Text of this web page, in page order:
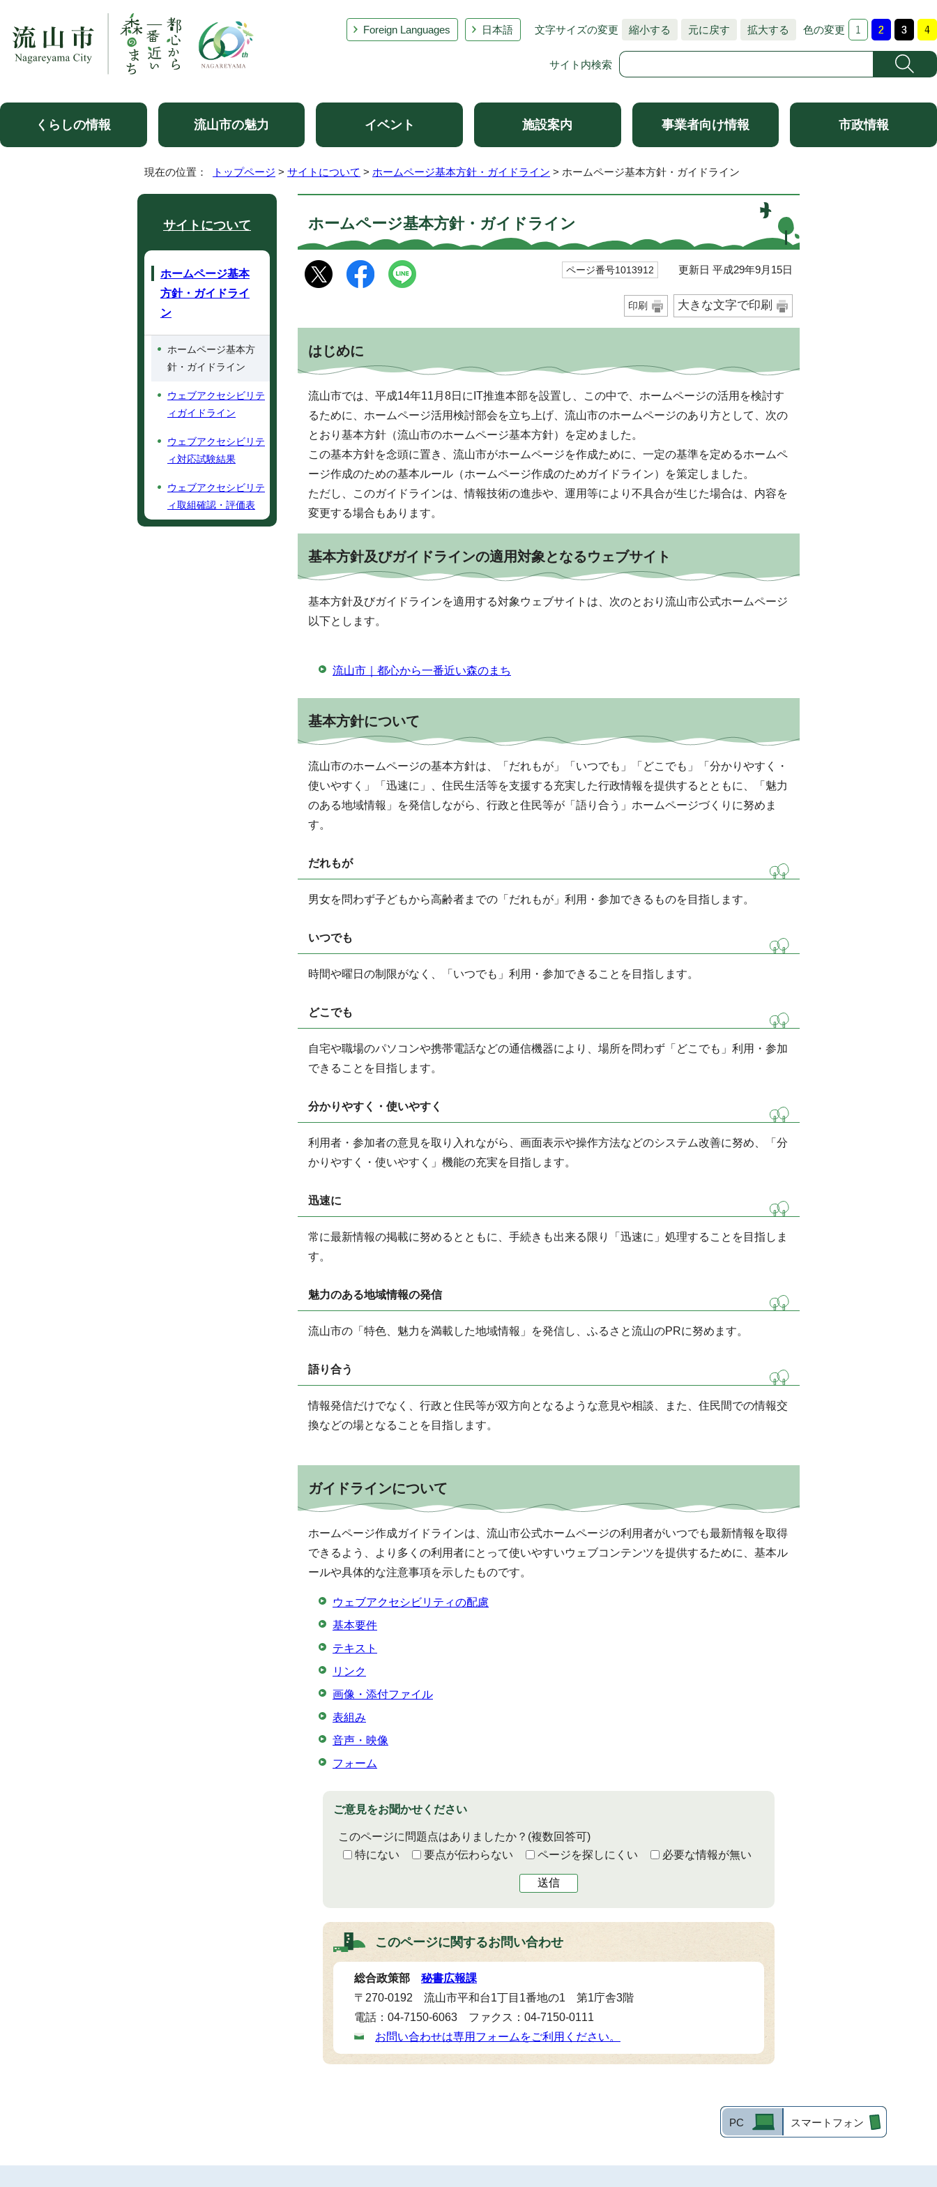
Foreign Languages 日本語 文字サイズの変更 縮小する 元に戻す 拡大する 色の変更
サイト内検索
くらしの情報 流山市の魅力 イベント 施設案内 事業者向け情報 市政情報
現在の位置： トップページ > サイトについて > ホームページ基本方針・ガイドライン > ホームページ基本方針・ガイドライン
ホームページ基本方針・ガイドライン
ページ番号1013912 更新日 平成29年9月15日
印刷 大きな文字で印刷
はじめに
流山市では、平成14年11月8日にIT推進本部を設置し、この中で、ホームページの活用を検討す
るために、ホームページ活用検討部会を立ち上げ、流山市のホームページのあり方として、次の
とおり基本方針（流山市のホームページ基本方針）を定めました。
この基本方針を念頭に置き、流山市がホームページを作成ために、一定の基準を定めるホームペ
ージ作成のための基本ルール（ホームページ作成のためガイドライン）を策定しました。
ただし、このガイドラインは、情報技術の進歩や、運用等により不具合が生じた場合は、内容を
変更する場合もあります。
基本方針及びガイドラインの適用対象となるウェブサイト
基本方針及びガイドラインを適用する対象ウェブサイトは、次のとおり流山市公式ホームページ
以下とします。
流山市｜都心から一番近い森のまち
基本方針について
流山市のホームページの基本方針は、「だれもが」「いつでも」「どこでも」「分かりやすく・
使いやすく」「迅速に」、住民生活等を支援する充実した行政情報を提供するとともに、「魅力
のある地域情報」を発信しながら、行政と住民等が「語り合う」ホームページづくりに努めま
す。
だれもが
男女を問わず子どもから高齢者までの「だれもが」利用・参加できるものを目指します。
いつでも
時間や曜日の制限がなく、「いつでも」利用・参加できることを目指します。
どこでも
自宅や職場のパソコンや携帯電話などの通信機器により、場所を問わず「どこでも」利用・参加
できることを目指します。
分かりやすく・使いやすく
利用者・参加者の意見を取り入れながら、画面表示や操作方法などのシステム改善に努め、「分
かりやすく・使いやすく」機能の充実を目指します。
迅速に
常に最新情報の掲載に努めるとともに、手続きも出来る限り「迅速に」処理することを目指しま
す。
魅力のある地域情報の発信
流山市の「特色、魅力を満載した地域情報」を発信し、ふるさと流山のPRに努めます。
語り合う
情報発信だけでなく、行政と住民等が双方向となるような意見や相談、また、住民間での情報交
換などの場となることを目指します。
ガイドラインについて
ホームページ作成ガイドラインは、流山市公式ホームページの利用者がいつでも最新情報を取得
できるよう、より多くの利用者にとって使いやすいウェブコンテンツを提供するために、基本ル
ールや具体的な注意事項を示したものです。
ウェブアクセシビリティの配慮
基本要件
テキスト
リンク
画像・添付ファイル
表組み
音声・映像
フォーム
ご意見をお聞かせください
このページに問題点はありましたか？ (複数回答可)
特にない
要点が伝わらない ページを探しにくい 必要な情報が無い
送信
このページに関するお問い合わせ
総合政策部 秘書広報課
〒270-0192 流山市平和台1丁目1番地の1 第1庁舎3階
電話：04-7150-6063 ファクス：04-7150-0111
お問い合わせは専用フォームをご利用ください。
サイトについて
ホームページ基本
方針・ガイドライ
ン
ホームページ基本方
針・ガイドライン
ウェブアクセシビリテ
ィガイドライン
ウェブアクセシビリテ
ィ対応試験結果
ウェブアクセシビリテ
ィ取組確認・評価表
PC スマートフォン